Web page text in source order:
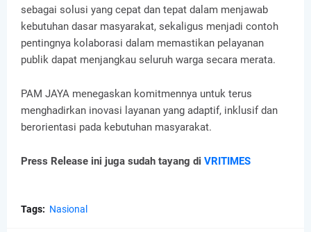
sebagai solusi yang cepat dan tepat dalam menjawab
kebutuhan dasar masyarakat, sekaligus menjadi contoh
pentingnya kolaborasi dalam memastikan pelayanan
publik dapat menjangkau seluruh warga secara merata.
PAM JAYA menegaskan komitmennya untuk terus
menghadirkan inovasi layanan yang adaptif, inklusif dan
berorientasi pada kebutuhan masyarakat.
Press Release ini juga sudah tayang di VRITIMES
Tags: Nasional